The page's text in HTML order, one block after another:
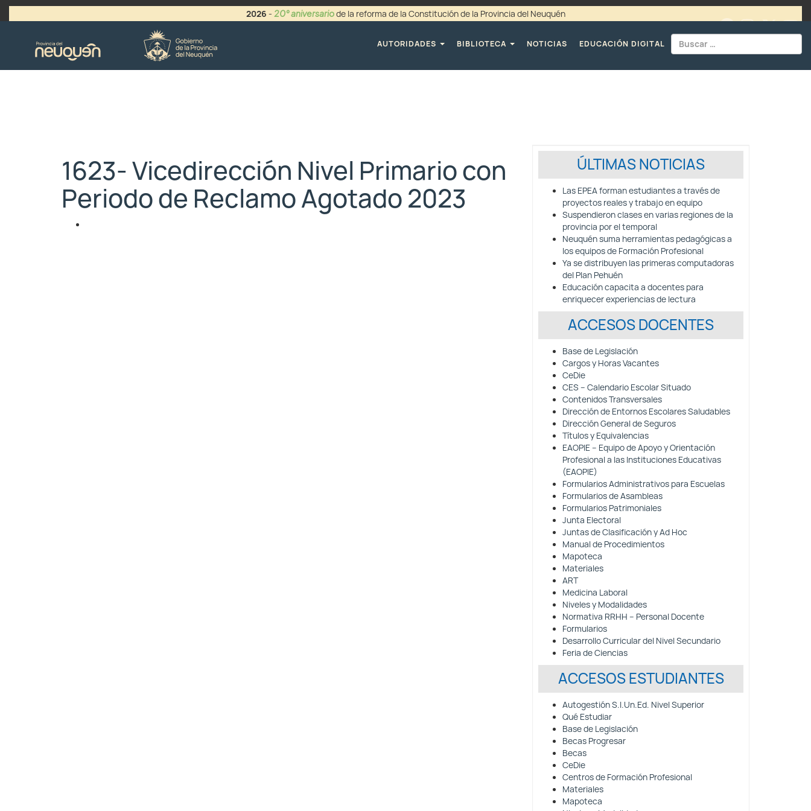
2026 - 20° aniversariode la reforma de la Constitución de la Provincia del Neuquén
AUTORIDADES
BIBLIOTECA NOTICIAS EDUCACIÓN DIGITAL
1623- Vicedirección Nivel Primario con
Periodo de Reclamo Agotado 2023
ÚLTIMAS NOTICIAS
Las EPEA forman estudiantes a través de
proyectos reales y trabajo en equipo
Suspendieron clases en varias regiones de la
provincia por el temporal
Neuquén suma herramientas pedagógicas a
los equipos de Formación Profesional
Ya se distribuyen las primeras computadoras
del Plan Pehuén
Educación capacita a docentes para
enriquecer experiencias de lectura
ACCESOS DOCENTES
Base de Legislación
Cargos y Horas Vacantes
CeDie
CES – Calendario Escolar Situado
Contenidos Transversales
Dirección de Entornos Escolares Saludables
Dirección General de Seguros
Títulos y Equivalencias
EAOPIE – Equipo de Apoyo y Orientación
Profesional a las Instituciones Educativas
(EAOPIE)
Formularios Administrativos para Escuelas
Formularios de Asambleas
Formularios Patrimoniales
Junta Electoral
Juntas de Clasificación y Ad Hoc
Manual de Procedimientos
Mapoteca
Materiales
ART
Medicina Laboral
Niveles y Modalidades
Normativa RRHH – Personal Docente
Formularios
Desarrollo Curricular del Nivel Secundario
Feria de Ciencias
ACCESOS ESTUDIANTES
Autogestión S.I.Un.Ed. Nivel Superior
Qué Estudiar
Base de Legislación
Becas Progresar
Becas
CeDie
Centros de Formación Profesional
Materiales
Mapoteca